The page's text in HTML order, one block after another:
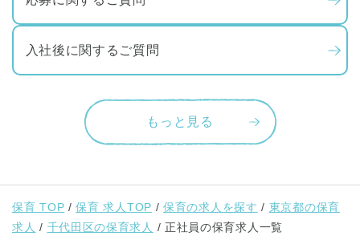
入社後に関するご質問
もっと見る
保育 TOP 保育 求人TOP 保育の求人を探す
東京都の保育
求人
千代田区の保育求人 正社員の保育求人一覧